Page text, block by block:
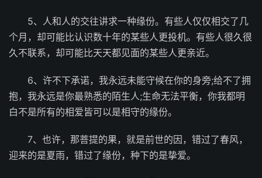
5、人和人的交往讲求一种缘份。有些人仅仅相交了几
个月，却可能比认识数十年的某些人更投机。有些人很久很
久不联系，却可能比天天都见面的某些人更亲近。
6、许不下承诺，我永远未能守候在你的身旁;给不了拥
抱，我永远是你最熟悉的陌生人;生命无法平衡，你我都明
白不是所有的相爱皆可以是相守的缘份。
7、也许，那菩提的果，就是前世的因，错过了春风，
迎来的是夏雨，错过了缘份，种下的是挚爱。